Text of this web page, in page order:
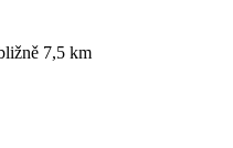
7,5 km